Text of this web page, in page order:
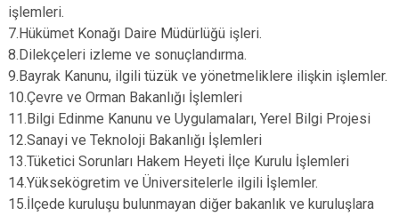
işlemleri.
7.Hükümet Konağı Daire Müdürlüğü işleri.
8.Dilekçeleri izleme ve sonuçlandırma.
9.Bayrak Kanunu, ilgili tüzük ve yönetmeliklere ilişkin işlemler.
10.Çevre ve Orman Bakanlığı İşlemleri
11.Bilgi Edinme Kanunu ve Uygulamaları, Yerel Bilgi Projesi
12.Sanayi ve Teknoloji Bakanlığı İşlemleri
13.Tüketici Sorunları Hakem Heyeti İlçe Kurulu İşlemleri
14.Yüksekögretim ve Üniversitelerle ilgili İşlemler.
15.İlçede kuruluşu bulunmayan diğer bakanlık ve kuruluşlara